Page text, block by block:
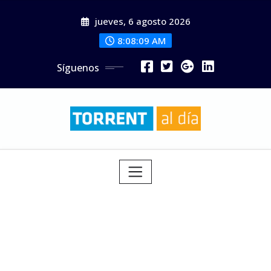
jueves, 6 agosto 2026
8:08:11 AM
Síguenos